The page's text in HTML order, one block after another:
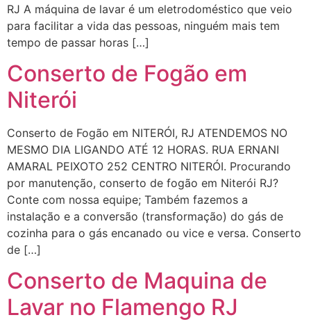
RJ A máquina de lavar é um eletrodoméstico que veio
para facilitar a vida das pessoas, ninguém mais tem
tempo de passar horas […]
Conserto de Fogão em
Niterói
Conserto de Fogão em NITERÓI, RJ ATENDEMOS NO
MESMO DIA LIGANDO ATÉ 12 HORAS. RUA ERNANI
AMARAL PEIXOTO 252 CENTRO NITERÓI. Procurando
por manutenção, conserto de fogão em Niterói RJ?
Conte com nossa equipe; Também fazemos a
instalação e a conversão (transformação) do gás de
cozinha para o gás encanado ou vice e versa. Conserto
de […]
Conserto de Maquina de
Lavar no Flamengo RJ